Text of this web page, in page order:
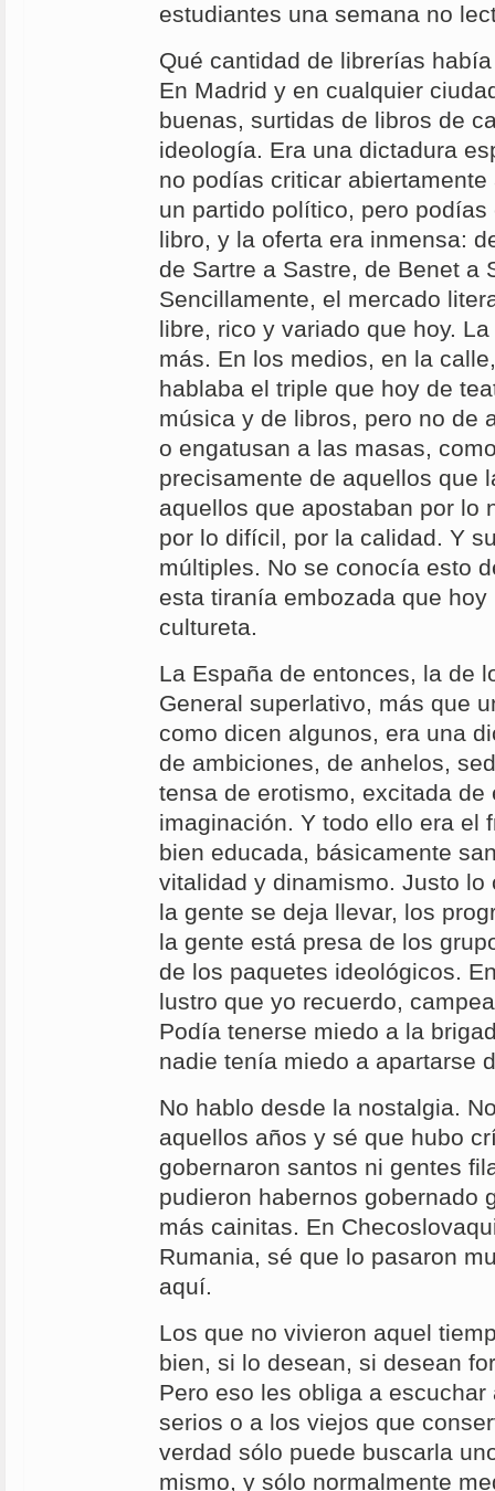
estudiantes una semana no
Qué cantidad de librerías
En Madrid y en cualquier
buenas, surtidas de libros de
ideología. Era una dictadura
no podías criticar
un partido político, pero
libro, y la oferta era inmensa:
de Sartre a Sastre, de Benet
Sencillamente, el mercado
libre, rico y variado que hoy.
más. En los medios, en la
hablaba el triple que hoy de
música y de libros, pero no de
o engatusan a las masas,
precisamente de aquellos que
aquellos que apostaban por lo
por lo difícil, por la calidad. Y
múltiples. No se conocía esto
esta tiranía embozada que
cultureta.
La España de entonces, la de
General superlativo, más que
como dicen algunos, era una
de ambiciones, de anhelos,
tensa de erotismo, excitada
imaginación. Y todo ello era el
bien educada, básicamente
vitalidad y dinamismo. Justo lo
la gente se deja llevar, los
la gente está presa de los
de los paquetes ideológicos.
lustro que yo recuerdo,
Podía tenerse miedo a la
nadie tenía miedo a apartarse
No hablo desde la nostalgia.
aquellos años y sé que hubo
gobernaron santos ni gentes
pudieron habernos gobernado
más cainitas. En
Rumania, sé que lo pasaron
aquí.
Los que no vivieron aquel
bien, si lo desean, si desean
Pero eso les obliga a
serios o a los viejos que
verdad sólo puede buscarla
mismo, y sólo normalmente